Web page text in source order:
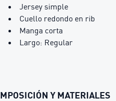
Jersey simple
Cuello redondo en rib
Manga corta
Largo: Regular
Y MATERIALES